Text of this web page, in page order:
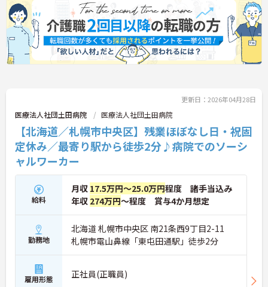
更新日：2026年04月28日
医療法人社団土田病院 医療法人社団土田病院
【北海道／札幌市中央区】残業ほぼなし日・祝固
定休み／最寄り駅から徒歩2分♪病院でのソーシ
ャルワーカー
給料
月収 17.5万円～25.0万円程度 諸手当込み
年収 274万円～程度 賞与4か月想定
勤務地
北海道 札幌市中央区 南21条西9丁目2-11
札幌市電山鼻線「東屯田通駅」徒歩2分
雇用形態 正社員(正職員)